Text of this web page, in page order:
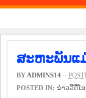
ສະຫະພັນແ
BY ADMINS14 –
POSTED IN: ຂ່າວ​ວີ​ດີ​ໂອ